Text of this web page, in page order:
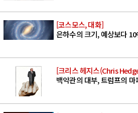
[코스모스, 대화]
은하수의 크기, 예상보다
[크리스 헤지스(Chris
백악관의 대부, 트럼프의 마